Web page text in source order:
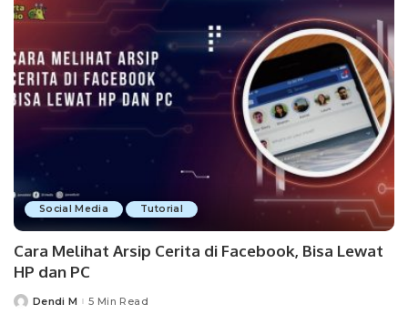
Social Media Tutorial
Cara Melihat Arsip Cerita di Facebook, Bisa Lewat
HP dan PC
PostedDendi M 5 Min Read